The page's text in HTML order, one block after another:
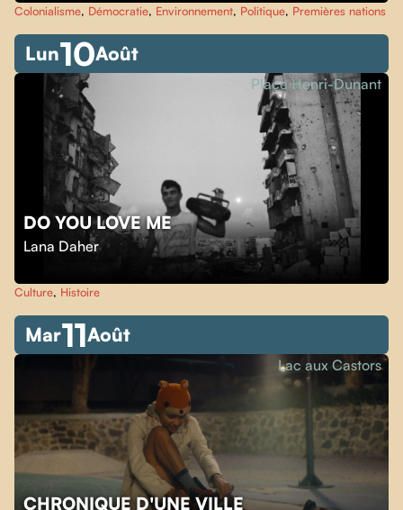
Colonialisme, Démocratie, Environnement, Politique, Premières nations
Lun10Août
DO YOU LOVE ME
Lana Daher
Place Henri-Dunant
Culture, Histoire
Mar11Août
CHRONIQUE D'UNE VILLE
Lac aux Castors